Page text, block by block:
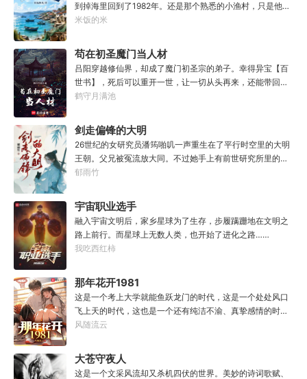
到掉海里回到了1982年。还是那个熟悉的小渔村，只是他已
经不是年轻时候的他了。混账了半辈子，这回他想好好来过
他也没什么大理想大志向，只想挽回遗憾，跟老婆好好过日
子，一家子平安喜乐就好。
米饭的米
苟在初圣魔门当人材
吕阳穿越修仙界，却成了魔门初圣宗的弟子。幸得异宝【百
世书】，死后可以重开一世，让一切从头再来，还能带回前
世的宝物，修为，寿命，甚至觉醒特殊的天赋。奈何次数有
定先在魔门苟住，一世世苦修，不成仙不出山，奈何魔门凶
险异常，遍地都是人材。第一世，吕阳惨遭师姐暗算。第二
世，好不容易反杀师姐，又遭师兄毒手。第三世，第四
世……直到百世之后，再回首，吕阳才发现自己已经成为了
一代魔道巨擘，初圣宗里最畜生的那一个。“魔门个个都是人
鹤守月满池
剑走偏锋的大明
26世纪的女研究员潘筠啪叽一声重生在了平行时空里的大明
王朝。父兄被冤流放大同。不过她手上有前世研究所里的镇
馆神器——灵境！为救家人，潘筠化身道观小道士，仗剑提
度牒。潘筠大剑拍上去：闭嘴，信不信扣你鱼仔。
郁雨竹
宇宙职业选手
融入宇宙文明后，家乡星球为了生存，步履蹒跚地在文明之
路上前行。而星球上无数人类，也开始了进化之路……
我吃西红柿
那年花开1981
这是一个考上大学就能鱼跃龙门的时代，这是一个处处风口
飞上天的时代，这也是一个还有纯洁不渝、真挚感情的时
代；只不过李野刚刚来到这个时代，却被劝着放弃高考进厂
冲刺型选手会考不上？那岂不是辜负了那么多年体育老师的
教导？”
风随流云
大苍守夜人
这是一个文采风流却又杀机四伏的世界。美妙的诗词歌赋、